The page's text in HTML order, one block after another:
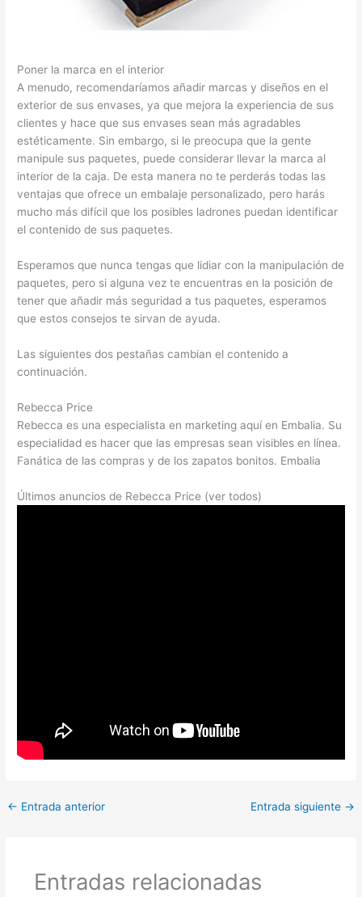
Poner la marca en el interior
A menudo, recomendaríamos añadir marcas y diseños en el
exterior de sus envases, ya que mejora la experiencia de sus
clientes y hace que sus envases sean más agradables
estéticamente. Sin embargo, si le preocupa que la gente
manipule sus paquetes, puede considerar llevar la marca al
interior de la caja. De esta manera no te perderás todas las
ventajas que ofrece un embalaje personalizado, pero harás
mucho más difícil que los posibles ladrones puedan identificar
el contenido de sus paquetes.
Esperamos que nunca tengas que lidiar con la manipulación de
paquetes, pero si alguna vez te encuentras en la posición de
tener que añadir más seguridad a tus paquetes, esperamos
que estos consejos te sirvan de ayuda.
Las siguientes dos pestañas cambian el contenido a
continuación.
Rebecca Price
Rebecca es una especialista en marketing aquí en Embalia. Su
especialidad es hacer que las empresas sean visibles en línea.
Fanática de las compras y de los zapatos bonitos. Embalia
Últimos anuncios de Rebecca Price (ver todos)
← Entrada anterior Entrada siguiente →
Entradas relacionadas